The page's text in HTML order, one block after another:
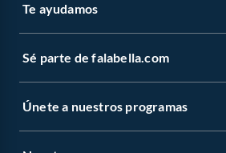
Te ayudamos
Sé parte de falabella.com
Únete a nuestros programas